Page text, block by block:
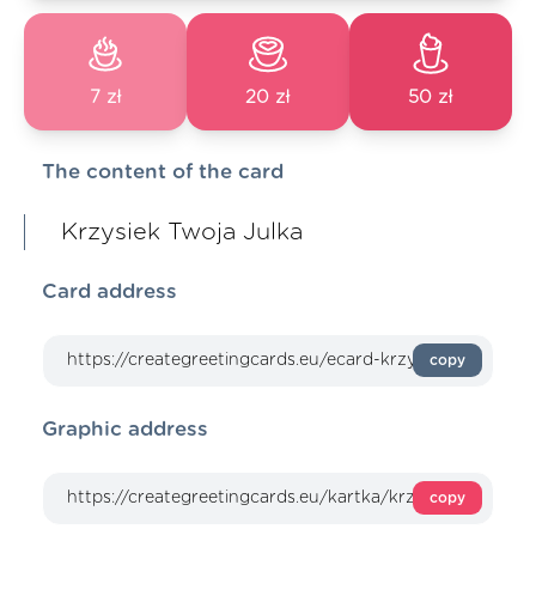
7 zł 20 zł 50 zł
The content of the card
Krzysiek Twoja Julka
Card address
copy
Graphic address
copy